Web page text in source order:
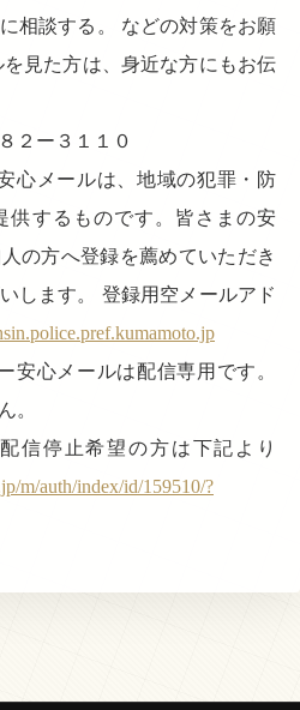
相談する。 などの対策をお願
見た方は、身近な方にもお伝
２ー３１１０
メールは、地域の犯罪・防
供するものです。皆さまの安
の方へ登録を薦めていただき
します。 登録用空メールアド
メールは配信専用です。
。
信停止希望の方は下記より
m/auth/index/id/159510/?